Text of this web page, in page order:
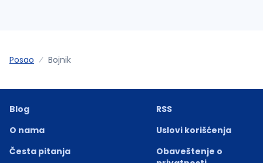
Posao Bojnik
Blog
O nama
Česta pitanja
RSS
Uslovi korišćenja
Obaveštenje o